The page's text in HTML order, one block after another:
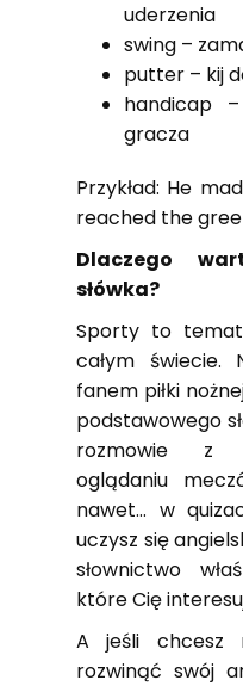
uderzenia
swing –
putter – kij
handicap
gracza
Przykład: He
reached the
Dlaczego
słówka?
Sporty to
całym świecie.
fanem piłki
podstawowego
rozmowie z
oglądaniu
nawet… w
uczysz się
słownictwo
które Cię
A jeśli chcesz
rozwinąć swój